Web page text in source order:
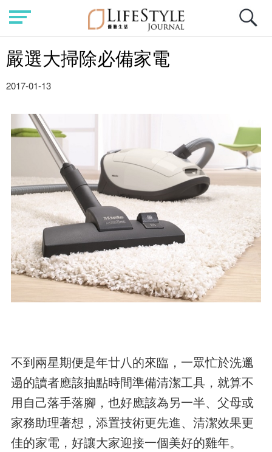
嚴選大掃除必備家電
2017-01-13
不到兩星期便是年廿八的來臨，一眾忙於洗邋
遢的讀者應該抽點時間準備清潔工具，就算不
用自己落手落腳，也好應該為另一半、父母或
家務助理著想，添置技術更先進、清潔效果更
佳的家電，好讓大家迎接一個美好的雞年。